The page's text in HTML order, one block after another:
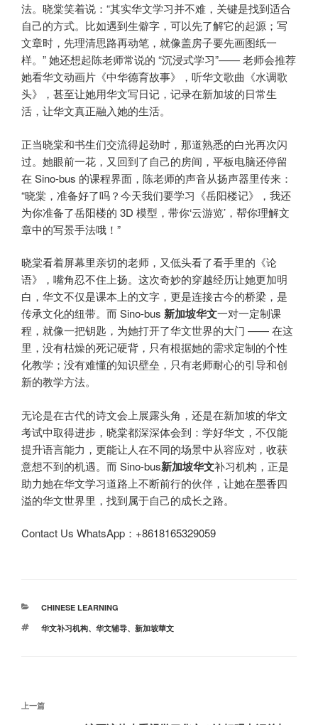
法。晓棠笑着说：“其实华文学习并不难，关键是找到适合
自己的方式。比如遇到生僻字，可以先了解它的起源；写
文章时，先理清思路再动笔，就像盖房子要先画图纸一
样。” 她还想起陈老师常说的 “沉浸式学习”—— 老师会推荐
她看华文动画片《中华德育故事》，听华文歌曲《水调歌
头》，甚至让她用华文写日记，记录在新加坡的日常生
活，让华文真正融入她的生活。
正当晓棠和书生们交流得起劲时，那道熟悉的白光再次闪
过。她眼前一花，又回到了自己的房间，平板电脑还停留
在 Sino-bus 的课程界面，陈老师的声音从扬声器里传来：
“晓棠，准备好了吗？今天我们要学习《岳阳楼记》，我还
为你准备了岳阳楼的 3D 模型，带你‘云游览’，帮你理解文
章中的写景手法哦！”
晓棠看着屏幕里亲切的老师，又低头看了看手里的《论
语》，嘴角忍不住上扬。这次奇妙的穿越经历让她更加明
白，华文不仅是课本上的文字，更是连接古今的桥梁，是
传承文化的纽带。而 Sino-bus 新加坡华文一对一定制课
程，就像一把钥匙，为她打开了华文世界的大门 —— 在这
里，没有枯燥的死记硬背，只有根据她的需求定制的个性
化教学；没有难懂的知识壁垒，只有老师耐心的引导和创
新的教学方法。
无论是在古代的诗文会上展露头角，还是在新加坡的华文
考试中取得进步，晓棠都深深体会到：学好华文，不仅能
提升语言能力，更能让人在不同的场景中从容应对，收获
意想不到的机遇。而 Sino-bus新加坡华文补习机构，正是
助力她在华文学习道路上不断前行的伙伴，让她在墨香四
溢的华文世界里，找到属于自己的成长之路。
Contact Us WhatsApp：+8618165329059
分
CHINESE LEARNING
标
华文补习机构、 华文辅导、 新加坡華文
文
上上一篇